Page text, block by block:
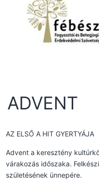
ADVENT
AZ ELSŐ A HIT GYERTYÁJA
Advent a keresztény
várakozás időszaka.
születésének ünnepére.